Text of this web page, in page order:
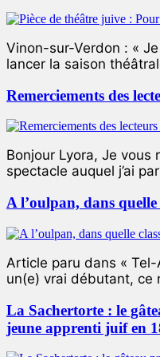
Vinon-sur-Verdon : « Je
lancer la saison
Remerciements des
Bonjour Lyora, Je vous
spectacle auquel j’ai
A l’oulpan, dans
Article paru dans «
un(e) vrai débutant, ce
La Sachertorte : le
jeune apprenti juif en